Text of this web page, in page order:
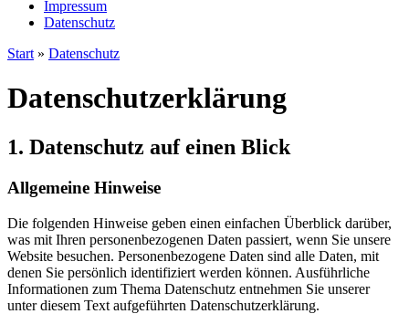
Impressum
Datenschutz
Start » Datenschutz
Datenschutzerklärung
1. Datenschutz auf einen Blick
Allgemeine Hinweise
Die folgenden Hinweise geben einen einfachen Überblick darüber,
was mit Ihren personenbezogenen Daten passiert, wenn Sie unsere
Website besuchen. Personenbezogene Daten sind alle Daten, mit
denen Sie persönlich identifiziert werden können. Ausführliche
Informationen zum Thema Datenschutz entnehmen Sie unserer
unter diesem Text aufgeführten Datenschutzerklärung.